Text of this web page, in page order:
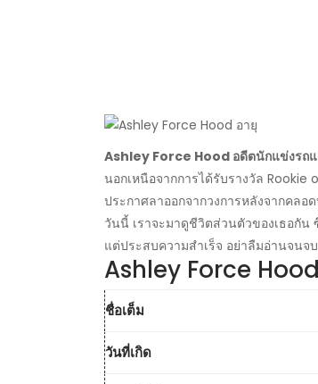
Ashley Force Hood อดีตนักแข่งรถ
นอกเหนือจากการได้รับรางวัล
ประกาศลาออกจากวงการหลังจากคลอ
วันนี้ เราจะมาดูชีวิตส่วนตัวของเธอกัน
แต่ประสบความสำเร็จ อย่าลืมอ่านจนจ
Ashley Force
ชื่อเต็ม
วันที่เกิด